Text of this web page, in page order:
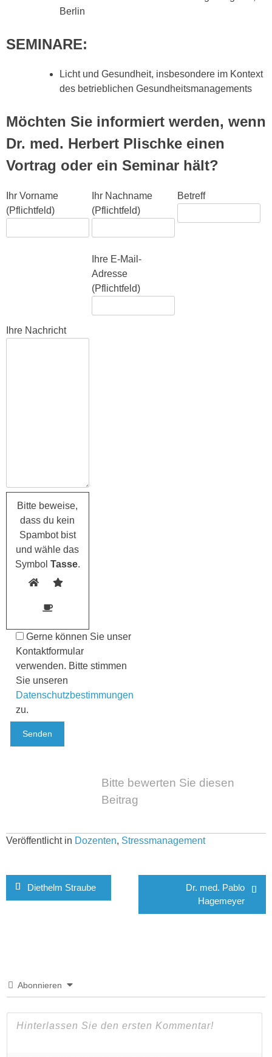
Berlin
SEMINARE:
Licht und Gesundheit, insbesondere im Kontext
des betrieblichen Gesundheitsmanagements
Möchten Sie informiert werden, wenn
Dr. med. Herbert Plischke einen
Vortrag oder ein Seminar hält?
Ihr Vorname
(Pflichtfeld)
Ihr Nachname
(Pflichtfeld)
Ihre E-Mail-
Adresse
(Pflichtfeld)
Betreff
Ihre Nachricht
Bitte beweise,
dass du kein
Spambot bist
und wähle das
Symbol Tasse.
Gerne können Sie unser
Kontaktformular
verwenden. Bitte stimmen
Sie unseren
Datenschutzbestimmungen
zu.
Bitte bewerten Sie diesen
Beitrag
Veröffentlicht in Dozenten, Stressmanagement
Beitragsnavigation
Diethelm Straube
Dr. med. Pablo
Hagemeyer
Abonnieren